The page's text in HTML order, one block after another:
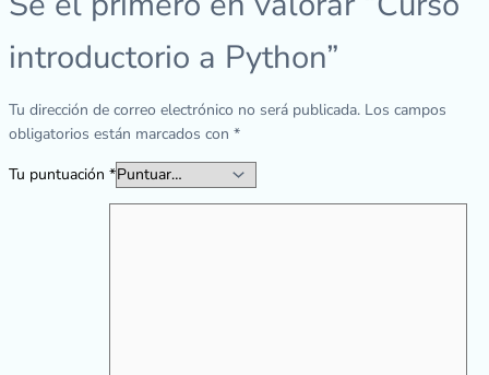
introductorio a Python”
Tu dirección de correo electrónico no será publicada. Los campos
obligatorios están marcados con *
Tu puntuación *